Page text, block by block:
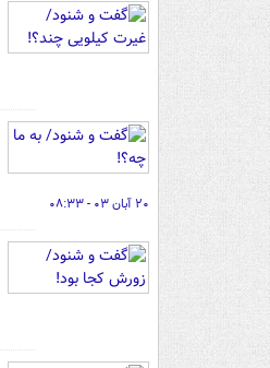
۲۰ آبان ۰۳ - ۰۸:۳۳